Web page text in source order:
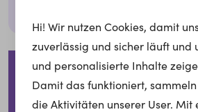
Impressum
Für Arbeitgeber
Hi! Wir nutzen Cookies, damit
zuverlässig und sicher läuft und
und personalisierte Inhalte
Damit das funktioniert,
die Aktivitäten unserer User. Mit